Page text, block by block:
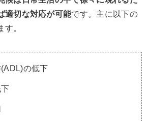
適切な対応が可能です。主に以下の
す。
の低下